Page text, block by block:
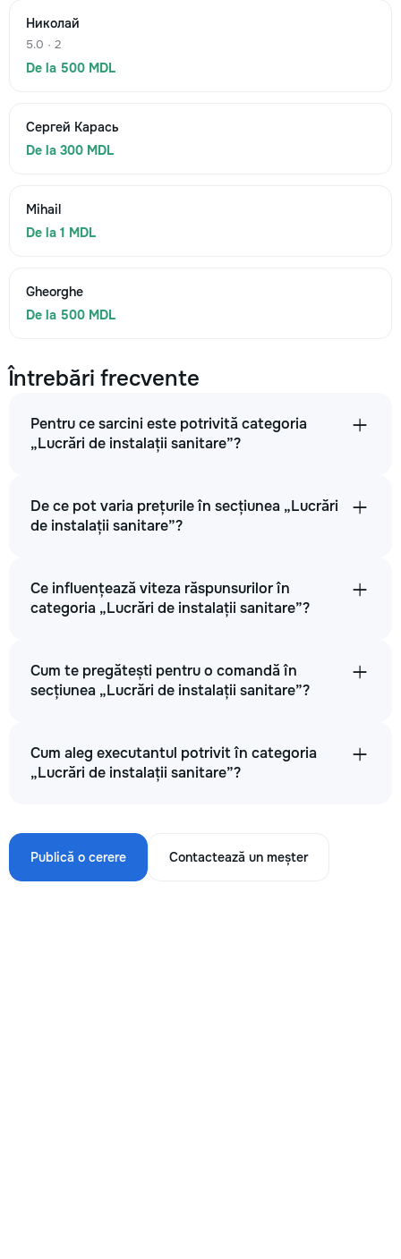
Николай
5.0 · 2
De la 500 MDL
Сергей Карась
De la 300 MDL
Mihail
De la 1 MDL
Gheorghe
De la 500 MDL
Întrebări frecvente
Pentru ce sarcini este potrivită categoria
„Lucrări de instalații sanitare”?
De ce pot varia prețurile în secțiunea „Lucrări
de instalații sanitare”?
Ce influențează viteza răspunsurilor în
categoria „Lucrări de instalații sanitare”?
Cum te pregătești pentru o comandă în
secțiunea „Lucrări de instalații sanitare”?
Cum aleg executantul potrivit în categoria
„Lucrări de instalații sanitare”?
Publică o cerere Contactează un meșter